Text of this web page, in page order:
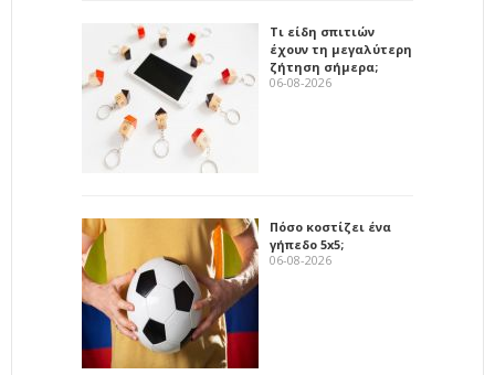
Τι είδη σπιτιών
έχουν τη μεγαλύτερη
ζήτηση σήμερα;
06-08-2026
Πόσο κοστίζει ένα
γήπεδο 5x5;
06-08-2026